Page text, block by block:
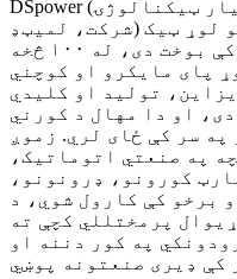
DSpower (ګوانګډونګ دیشینګ هوښیار ټیکنالوژۍ
شرکت، لمیټډ) په ۲۰۱۳ کال کې تاسیس شو او یو لوړ ټیک
شرکت دی چې په هوښیار لیږد کې بوخت دی، له ۱۰۰ څخه
پای مایکرو او کوچني
تولید او کلیدي
او دا مهال د کورني
سر کې ځای لري. زموږ
په صنعتي اتوماتیک،
کورونو، ډرونونو،
برخو کې کارول شوي، د
پرمختللي کچې ته
په کور دننه او